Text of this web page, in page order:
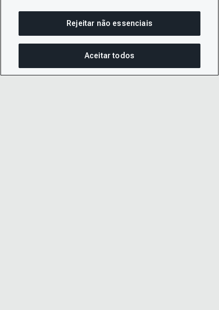
Rejeitar não essenciais
Aceitar todos